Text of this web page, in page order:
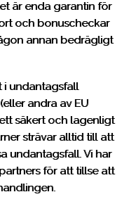
är enda garantin för
och bonuscheckar
annan bedrägligt
i undantagsfall
andra av EU
säkert och lagenligt
strävar alltid till att
undantagsfall. Vi har
för att tillse att